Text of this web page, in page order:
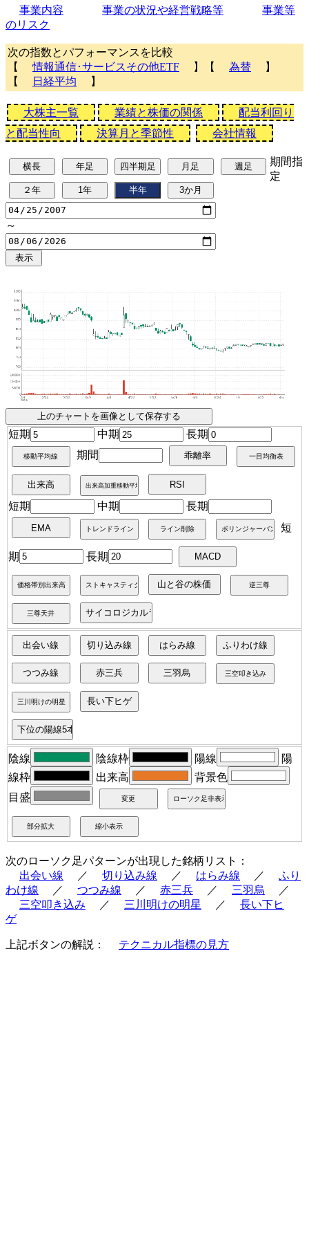
事業内容 事業の状況や経営戦略等
事業等
のリスク
次の指数とパフォーマンスを比較
【
情報通信･サービスその他ETF 】【 為替
】
【
日経平均 】
大株主一覧 業績と株価の関係
配当利回り
と配当性向
決算月と季節性 会社情報
期間指
定
～
短期 中期
長期
期間
短期 中期
長期
短
期 長期
陰線 陰線枠 陽線
陽
線枠
出来高
背景色
目盛
次のローソク足パターンが出現した銘柄リスト：
出会い線
／ 切り込み線 ／ はらみ線 ／
ふり
わけ線
／ つつみ線 ／ 赤三兵 ／ 三羽烏
／
三空叩き込み
／ 三川明けの明星 ／
長い下ヒ
ゲ
上記ボタンの解説： テクニカル指標の見方